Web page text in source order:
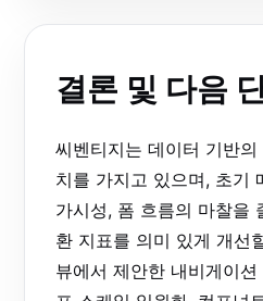
결론 및 다음
씨벤티지는 데이터 기반
치를 가지고 있으며, 초기
가시성, 폼 흐름의 마찰을
환 지표를 의미 있게 개선
뷰에서 제안한 내비게이